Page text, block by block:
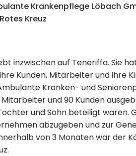
Krankenpflege Löbach
Kreuz
inzwischen auf Teneriffa. Sie
Kunden, Mitarbeiter und ihre
Kranken- und
und 90 Kunden
und Sohn beteiligt waren.
abzugeben und zur
von 3 Monaten war der